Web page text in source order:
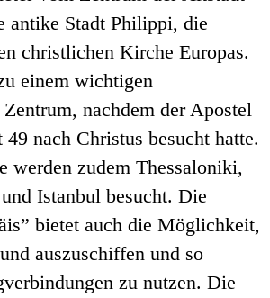
antike Stadt Philippi, die
christlichen Kirche Europas.
einem wichtigen
nachdem der Apostel
49 nach Christus besucht hatte.
werden zudem Thessaloniki,
Istanbul besucht. Die
bietet auch die Möglichkeit,
auszuschiffen und so
zu nutzen. Die